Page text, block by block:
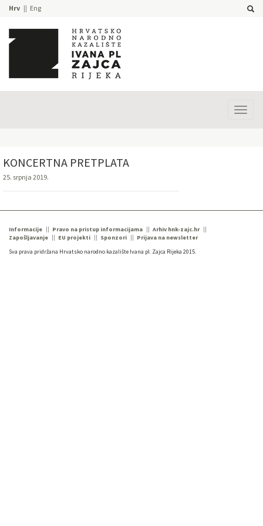
Hrv Eng
KONCERTNA PRETPLATA
25. srpnja 2019.
Informacije Pravo na pristup informacijama
Arhiv hnk-zajc.hr
Zapošljavanje
EU projekti Sponzori
Prijava na newsletter
Sva prava pridržana Hrvatsko narodno kazalište Ivana pl. Zajca Rijeka 2015.